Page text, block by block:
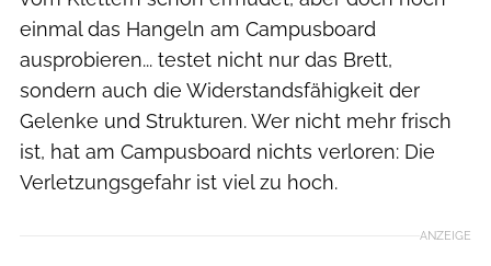
einmal das Hangeln am Campusboard
ausprobieren... testet nicht nur das Brett,
sondern auch die Widerstandsfähigkeit der
Gelenke und Strukturen. Wer nicht mehr frisch
ist, hat am Campusboard nichts verloren: Die
Verletzungsgefahr ist viel zu hoch.
ANZEIGE